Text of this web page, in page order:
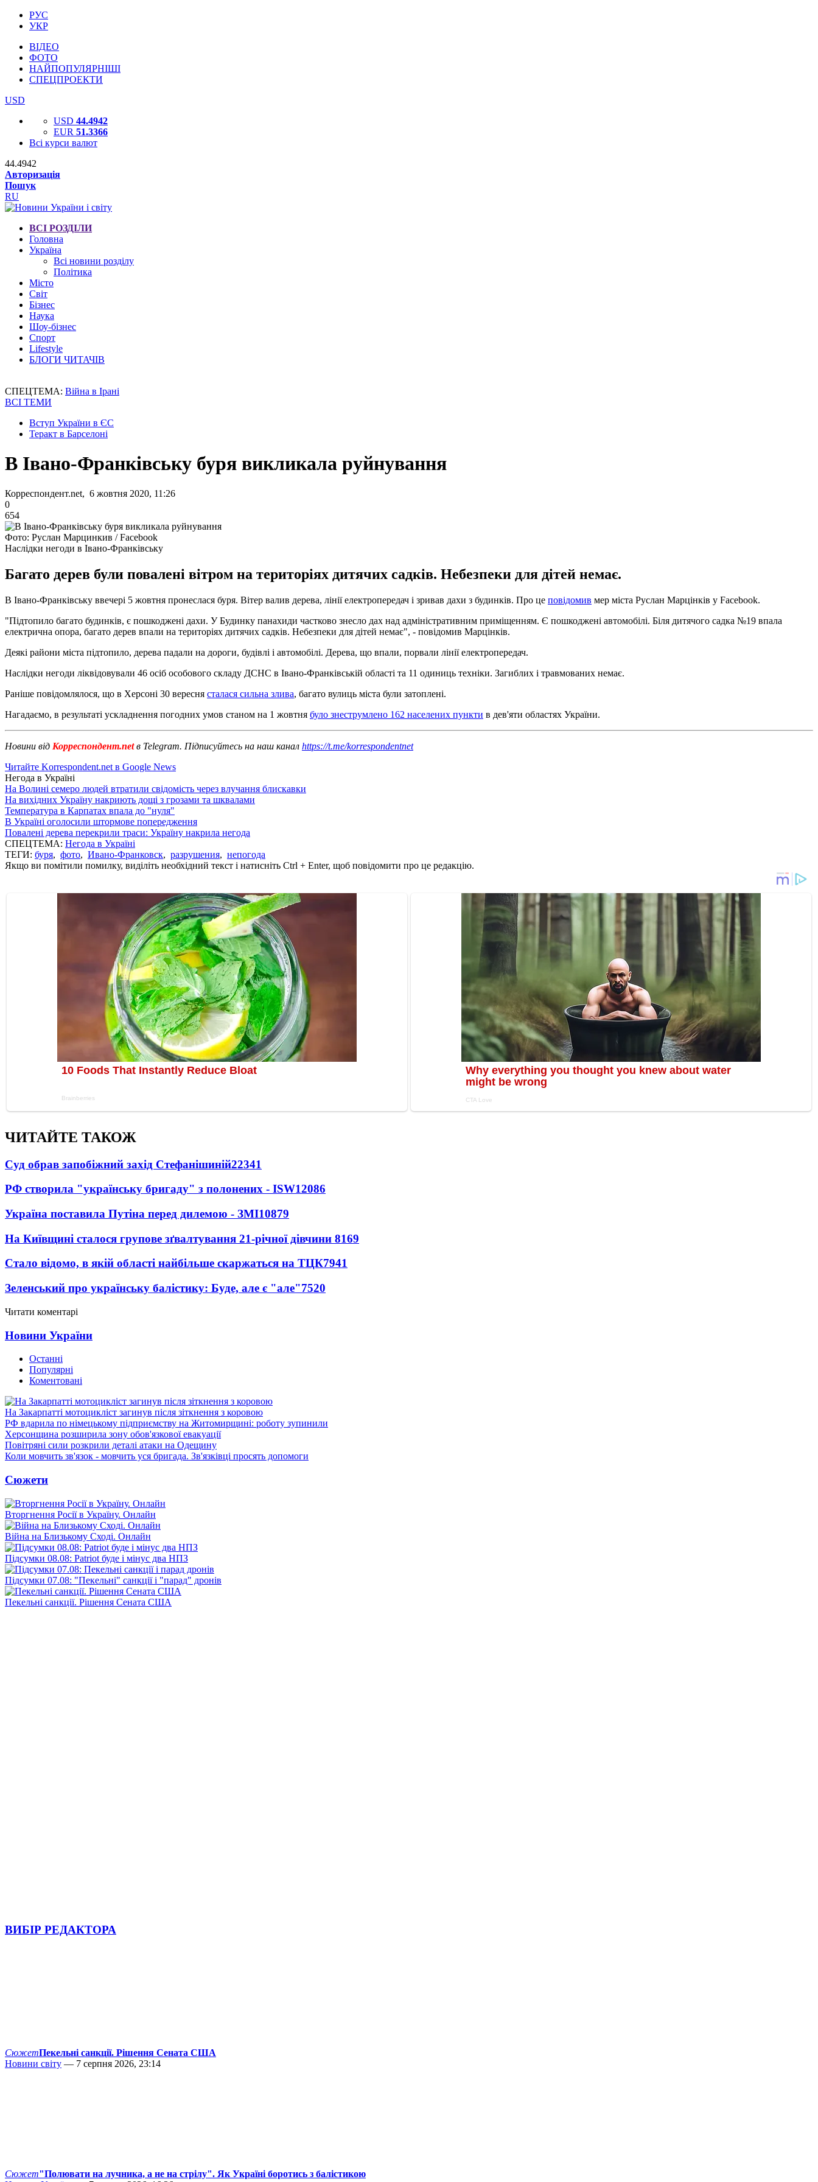
РУС
УКР
ВІДЕО
ФОТО
НАЙПОПУЛЯРНІШІ
СПЕЦПРОЕКТИ
USD
USD 44.4942
EUR 51.3366
Всі курси валют
44.4942
Авторизація
Пошук
RU
ВСІ РОЗДІЛИ
Головна
Україна
Всі новини розділу
Політика
Місто
Світ
Бізнес
Наука
Шоу-бізнес
Спорт
Lifestyle
БЛОГИ ЧИТАЧІВ
СПЕЦТЕМА: Війна в Ірані
ВСІ ТЕМИ
Вступ України в ЄС
Теракт в Барселоні
В Івано-Франківську буря викликала руйнування
Корреспондент.net, 6 жовтня 2020, 11:26
0
654
Фото: Руслан Марцинкив / Facebook
Наслідки негоди в Івано-Франківську
Багато дерев були повалені вітром на територіях дитячих садків. Небезпеки для дітей немає.
В Івано-Франківську ввечері 5 жовтня пронеслася буря. Вітер валив дерева, лінії електропередач і зривав дахи з будинків. Про це повідомив мер міста Руслан Марцінків у Facebook.
"Підтопило багато будинків, є пошкоджені дахи. У Будинку панахиди частково знесло дах над адміністративним приміщенням. Є пошкоджені автомобілі. Біля дитячого садка №19 впала
електрична опора, багато дерев впали на територіях дитячих садків. Небезпеки для дітей немає", - повідомив Марцінків.
Деякі райони міста підтопило, дерева падали на дороги, будівлі і автомобілі. Дерева, що впали, порвали лінії електропередач.
Наслідки негоди ліквідовували 46 осіб особового складу ДСНС в Івано-Франківській області та 11 одиниць техніки. Загиблих і травмованих немає.
Раніше повідомлялося, що в Херсоні 30 вересня сталася сильна злива, багато вулиць міста були затоплені.
Нагадаємо, в результаті ускладнення погодних умов станом на 1 жовтня було знеструмлено 162 населених пункти в дев'яти областях України.
Новини від Корреспондент.netв Telegram. Підписуйтесь на наш канал https://t.me/korrespondentnet
Читайте Korrespondent.net в Google News
Негода в Україні
На Волині семеро людей втратили свідомість через влучання блискавки
На вихідних Україну накриють дощі з грозами та шквалами
Температура в Карпатах впала до "нуля"
В Україні оголосили штормове попередження
Повалені дерева перекрили траси: Україну накрила негода
СПЕЦТЕМА: Негода в Україні
ТЕГИ: буря, фото, Ивано-Франковск, разрушения, непогода
Якщо ви помітили помилку, виділіть необхідний текст і натисніть Ctrl + Enter, щоб повідомити про це редакцію.
ЧИТАЙТЕ ТАКОЖ
Суд обрав запобіжний захід Стефанішиній22341
РФ створила "українську бригаду" з полонених - ISW12086
Україна поставила Путіна перед дилемою - ЗМІ10879
На Київщині сталося групове зґвалтування 21-річної дівчини 8169
Стало відомо, в якій області найбільше скаржаться на ТЦК7941
Зеленський про українську балістику: Буде, але є "але"7520
Читати коментарі
Новини України
Останні
Популярні
Коментовані
На Закарпатті мотоцикліст загинув після зіткнення з коровою
РФ вдарила по німецькому підприємству на Житомирщині: роботу зупинили
Херсонщина розширила зону обов'язкової евакуації
Повітряні сили розкрили деталі атаки на Одещину
Коли мовчить зв'язок - мовчить уся бригада. Зв'язківці просять допомоги
Сюжети
Вторгнення Росії в Україну. Онлайн
Війна на Близькому Сході. Онлайн
Підсумки 08.08: Patriot буде і мінус два НПЗ
Підсумки 07.08: "Пекельні" санкції і "парад" дронів
Пекельні санкції. Рішення Сената США
ВИБІР РЕДАКТОРА
СюжетПекельні санкції. Рішення Сената США
Новини світу — 7 серпня 2026, 23:14
Сюжет"Полювати на лучника, а не на стрілу". Як Україні боротись з балістикою